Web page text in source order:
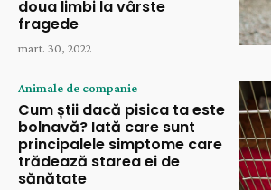
doua limbi la vârste
fragede
mart. 30, 2022
Animale de companie
Cum știi dacă pisica ta este
bolnavă? Iată care sunt
principalele simptome care
trădează starea ei de
sănătate